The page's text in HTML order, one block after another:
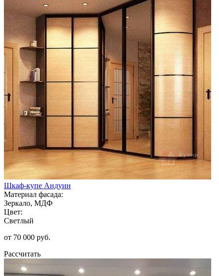
Шкаф-купе Андуин
Материал фасада:
Зеркало, МДФ
Цвет:
Светлый
от 70 000 руб.
Рассчитать